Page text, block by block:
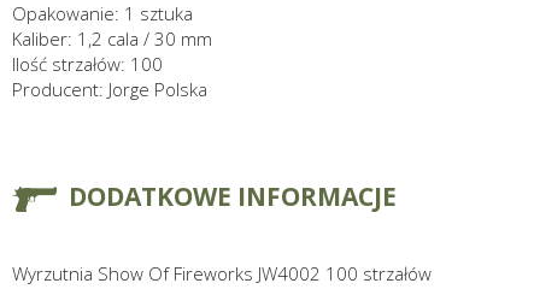
Opakowanie: 1 sztuka
Kaliber: 1,2 cala / 30 mm
Ilość strzałów: 100
Producent: Jorge Polska
DODATKOWE INFORMACJE
Wyrzutnia Show Of Fireworks JW4002 100 strzałów